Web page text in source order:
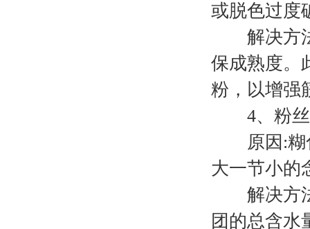
或脱色过度
解决方法:
保成熟度。
粉，以增强
4、粉丝
原因:糊化
大一节小的
解决方法:
团的总含水